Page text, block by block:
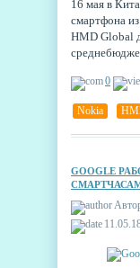
16 мая в
смартфона
HMD Global
компания
перенести
0
Nokia
GOOGLE